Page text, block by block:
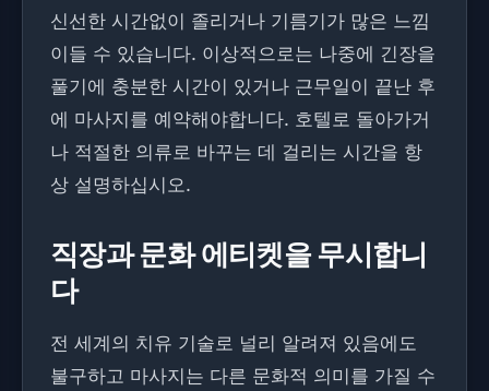
신선한 시간없이 졸리거나 기름기가 많은 느낌
이들 수 있습니다. 이상적으로는 나중에 긴장을
풀기에 충분한 시간이 있거나 근무일이 끝난 후
에 마사지를 예약해야합니다. 호텔로 돌아가거
나 적절한 의류로 바꾸는 데 걸리는 시간을 항
상 설명하십시오.
직장과 문화 에티켓을 무시합니
다
전 세계의 치유 기술로 널리 알려져 있음에도
불구하고 마사지는 다른 문화적 의미를 가질 수